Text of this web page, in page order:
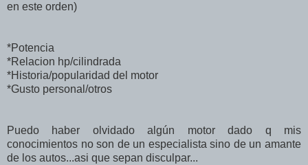
en este orden)
*Potencia
*Relacion hp/cilindrada
*Historia/popularidad del motor
*Gusto personal/otros
Puedo haber olvidado algún motor dado q mis
conocimientos no son de un especialista sino de un amante
de los autos...asi que sepan disculpar...